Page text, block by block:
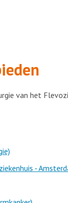
van het
-